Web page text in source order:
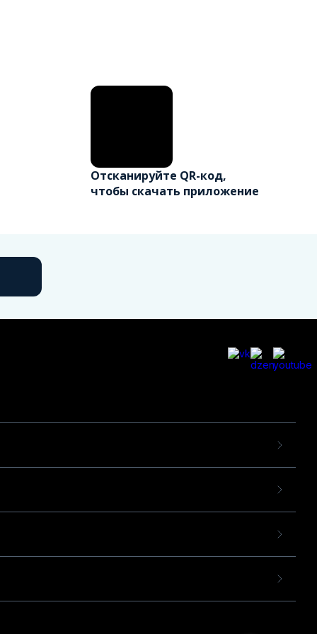
Отсканируйте QR-код,
чтобы скачать приложение